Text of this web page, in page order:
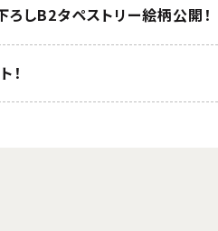
しB2タペストリー絵柄公開！
！